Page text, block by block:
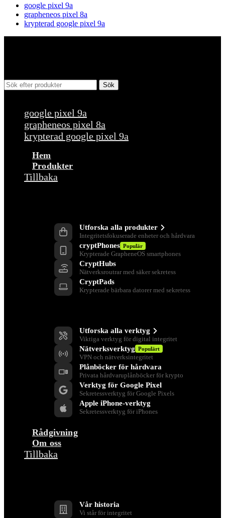
google pixel 9a
grapheneos pixel 8a
krypterad google pixel 9a
Sök
google pixel 9a
grapheneos pixel 8a
krypterad google pixel 9a
Hem
Produkter
Tillbaka
Utforska alla produkter
Integritetsfokuserade enheter och hårdvara
cryptPhones Populär
Krypterade GrapheneOS smartphones
CryptHubs
Nätverksroutrar med säker sekretess
CryptPads
Krypterade bärbara datorer med sekretess
Utforska alla verktyg
Viktiga verktyg för digital integritet
Nätverksverktyg Populärt
VPN och nätverksintegritet
Plånböcker för hårdvara
Privata hårdvaruplånböcker för krypto
Verktyg för Google Pixel
Sekretessverktyg för Google Pixels
Apple iPhone-verktyg
Sekretessverktyg för iPhones
Rådgivning
Om oss
Tillbaka
Vår historia
Vi står för integritet